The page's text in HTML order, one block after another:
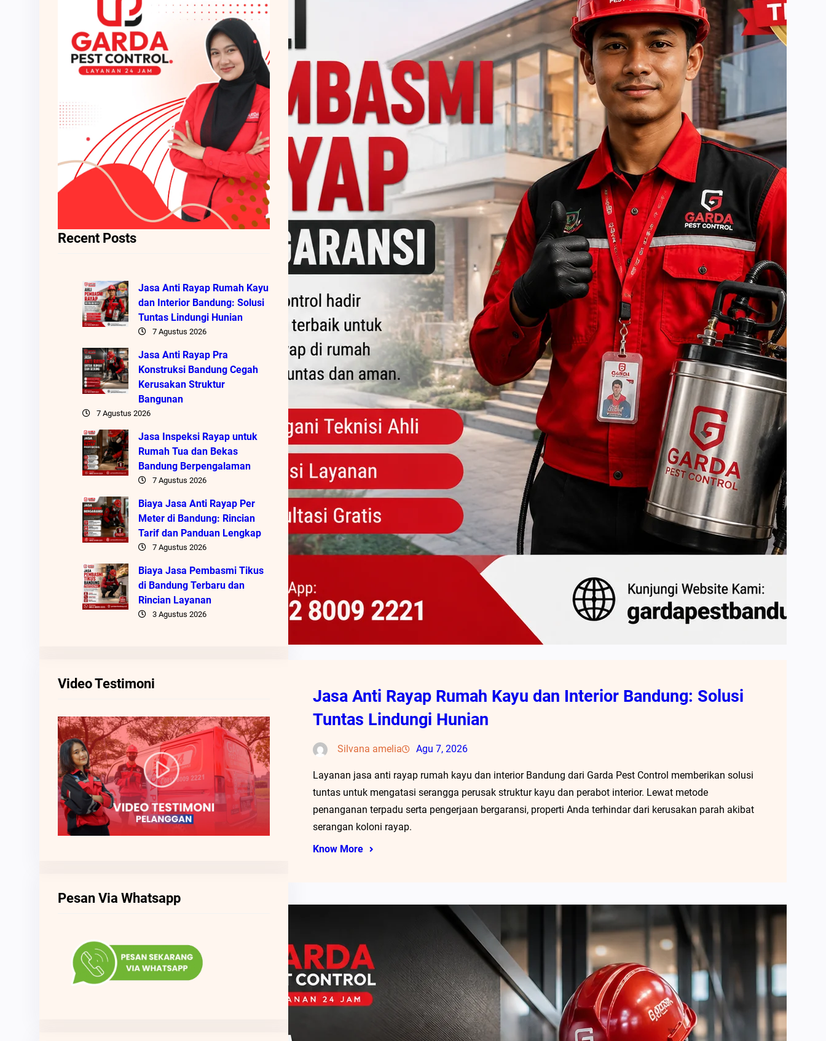
Recent Posts
Jasa Anti Rayap Rumah Kayu
dan Interior Bandung: Solusi
Tuntas Lindungi Hunian
7 Agustus 2026
Jasa Anti Rayap Pra
Konstruksi Bandung Cegah
Kerusakan Struktur
Bangunan
7 Agustus 2026
Jasa Inspeksi Rayap untuk
Rumah Tua dan Bekas
Bandung Berpengalaman
7 Agustus 2026
Biaya Jasa Anti Rayap Per
Meter di Bandung: Rincian
Tarif dan Panduan Lengkap
7 Agustus 2026
Biaya Jasa Pembasmi Tikus
di Bandung Terbaru dan
Rincian Layanan
3 Agustus 2026
Video Testimoni
Pesan Via Whatsapp
Jasa Anti Rayap Rumah Kayu dan Interior Bandung: Solusi
Tuntas Lindungi Hunian
Silvana amelia Agu 7, 2026
Layanan jasa anti rayap rumah kayu dan interior Bandung dari Garda Pest Control memberikan solusi
tuntas untuk mengatasi serangga perusak struktur kayu dan perabot interior. Lewat metode
penanganan terpadu serta pengerjaan bergaransi, properti Anda terhindar dari kerusakan parah akibat
serangan koloni rayap.
Know More